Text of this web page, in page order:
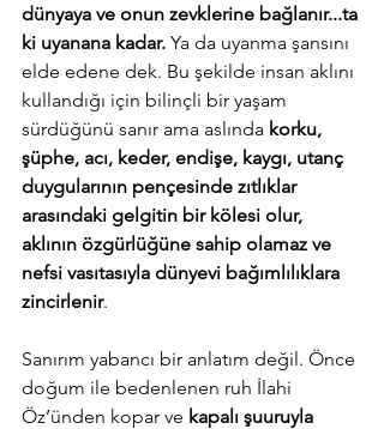
dünyaya ve onun zevklerine bağlanır...ta
ki uyanana kadar. Ya da uyanma şansını
elde edene dek. Bu şekilde insan aklını
kullandığı için bilinçli bir yaşam
sürdüğünü sanır ama aslında korku,
şüphe, acı, keder, endişe, kaygı, utanç
duygularının pençesinde zıtlıklar
arasındaki gelgitin bir kölesi olur,
aklının özgürlüğüne sahip olamaz ve
nefsi vasıtasıyla dünyevi bağımlılıklara
zincirlenir.
Sanırım yabancı bir anlatım değil. Önce
doğum ile bedenlenen ruh İlahi
Öz’ünden kopar ve kapalı şuuruyla